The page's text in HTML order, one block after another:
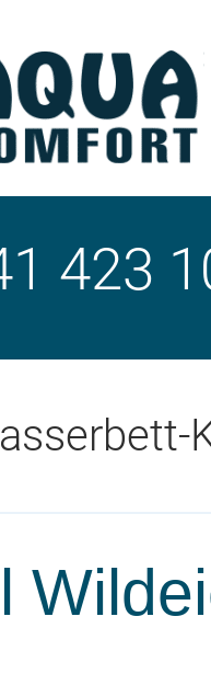
423